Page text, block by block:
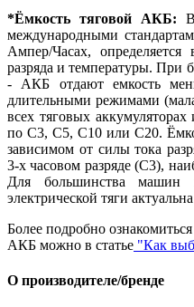
*Ёмкость тяговой АКБ:
международными
Ампер/Часах,
разряда и температуры. При
- АКБ отдают емкость
длительными режимами
всех тяговых
по С3, С5, С10 или С20.
зависимом от силы тока
3-х часовом разряде (С3),
Для большинства машин
электрической тяги
Более подробно
АКБ можно в статье "Как
О производителе/бренде